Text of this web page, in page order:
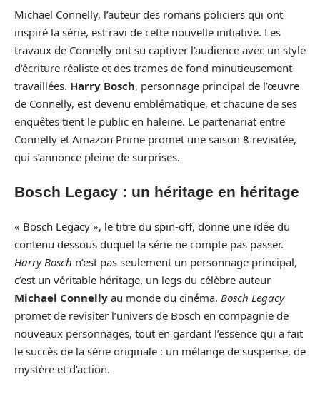
Michael Connelly, l’auteur des romans policiers qui ont
inspiré la série, est ravi de cette nouvelle initiative. Les
travaux de Connelly ont su captiver l’audience avec un style
d’écriture réaliste et des trames de fond minutieusement
travaillées. Harry Bosch, personnage principal de l’œuvre
de Connelly, est devenu emblématique, et chacune de ses
enquêtes tient le public en haleine. Le partenariat entre
Connelly et Amazon Prime promet une saison 8 revisitée,
qui s’annonce pleine de surprises.
Bosch Legacy : un héritage en héritage
« Bosch Legacy », le titre du spin-off, donne une idée du
contenu dessous duquel la série ne compte pas passer.
Harry Bosch n’est pas seulement un personnage principal,
c’est un véritable héritage, un legs du célèbre auteur
Michael Connelly au monde du cinéma. Bosch Legacy
promet de revisiter l’univers de Bosch en compagnie de
nouveaux personnages, tout en gardant l’essence qui a fait
le succès de la série originale : un mélange de suspense, de
mystère et d’action.